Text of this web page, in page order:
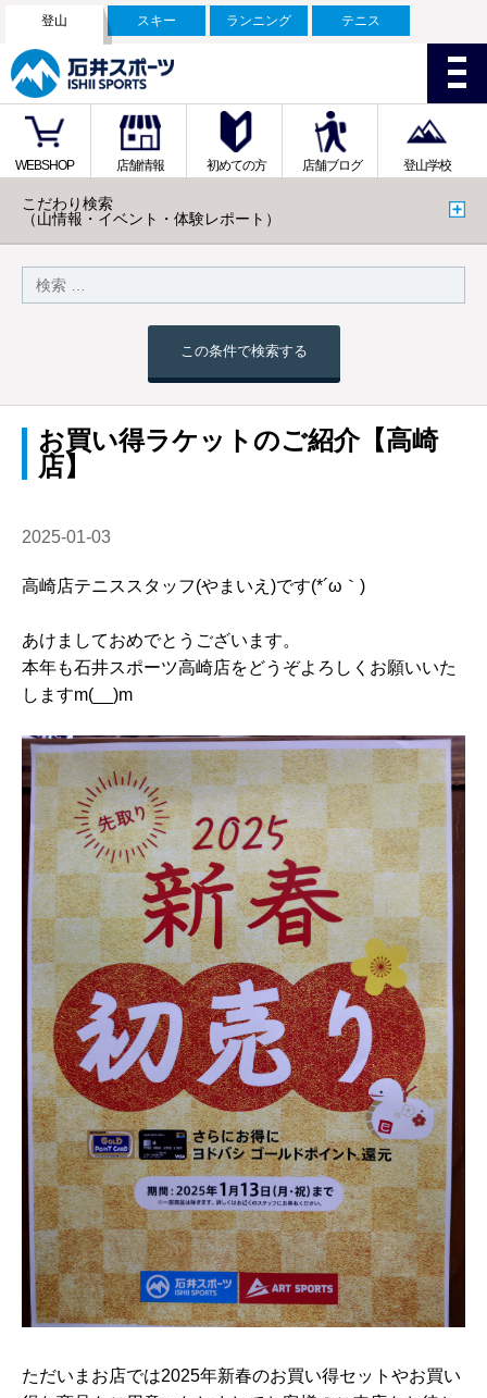
登山 スキー ランニング テニス
WEBSHOP 店舗情報 初めての方 店舗ブログ 登山学校
こだわり検索
（山情報・イベント・体験レポート）
この条件で検索する
お買い得ラケットのご紹介【高崎
店】
2025-01-03
高崎店テニススタッフ(やまいえ)です(*´ω｀)
あけましておめでとうございます。
本年も石井スポーツ高崎店をどうぞよろしくお願いいた
しますm(__)m
ただいまお店では2025年新春のお買い得セットやお買い